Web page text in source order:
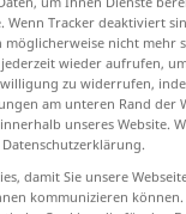
:
Wenn Tracker deaktiviert
nicht mehr
wieder aufrufen,
zu widerrufen,
am unteren Rand der
unseres Website.
damit Sie unsere
kommunizieren